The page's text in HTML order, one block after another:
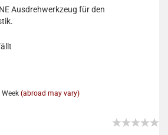
Ausdrehwerkzeug für den
(abroad may vary)